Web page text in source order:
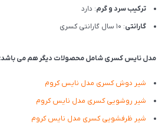
ترکیب سرد و گرم: دارد
گارانتی: 10 سال گارانتی کسری
مدل نایس کسری شامل محصولات دیگر هم می باشد:
شیر دوش کسری مدل نایس کروم
شیر روشویی کسری مدل نایس کروم
شیر ظرفشویی کسری مدل نایس کروم